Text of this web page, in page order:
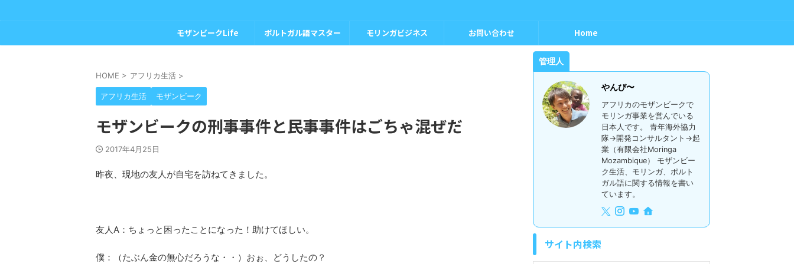
モザンビークLife ポルトガル語マスター モリンガビジネス お問い合わせ Home
HOME > アフリカ生活 >
アフリカ生活 モザンビーク
モザンビークの刑事事件と民事事件はごちゃ混ぜだ
2017年4月25日
昨夜、現地の友人が自宅を訪ねてきました。
友人A：ちょっと困ったことになった！助けてほしい。
僕：（たぶん金の無心だろうな・・）おぉ、どうしたの？
管理人
やんび〜
アフリカのモザンビークで
モリンガ事業を営んでいる
日本人です。 青年海外協力
隊→開発コンサルタント→起
業（有限会社Moringa
Mozambique） モザンビー
ク生活、モリンガ、ポルト
ガル語に関する情報を書い
ています。
サイト内検索